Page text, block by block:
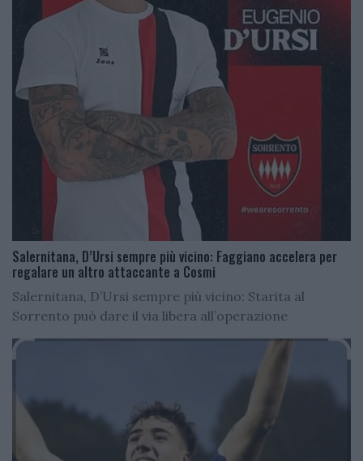
Salernitana, D’Ursi sempre più vicino: Faggiano accelera per
regalare un altro attaccante a Cosmi
Salernitana, D’Ursi sempre più vicino: Starita al
Sorrento può dare il via libera all’operazione